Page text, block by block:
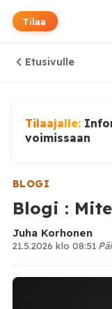
Tilaa
Etusivulle
Tilaajalle:
voimissaan
BLOGI
Blogi :
Juha Korhonen
21.5.2026 klo 08:51·